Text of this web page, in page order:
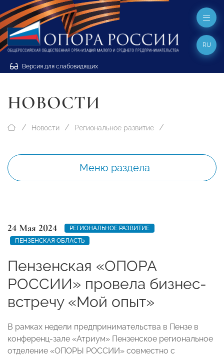
Версия для слабовидящих
RU
НОВОСТИ
Новости Региональное развитие
Меню раздела
24 Мая 2024
РЕГИОНАЛЬНОЕ РАЗВИТИЕ
ПЕНЗЕНСКАЯ ОБЛАСТЬ
Пензенская «ОПОРА
РОССИИ» провела бизнес-
встречу «Мой опыт»
В рамках недели предпринимательства в Пензе в
конференц-зале «Атриум» Пензенское региональное
отделение «ОПОРЫ РОССИИ» совместно с